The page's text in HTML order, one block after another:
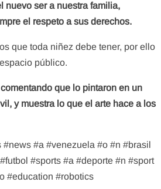
nuevo ser a nuestra familia,
el respeto a sus derechos.
que toda niñez debe tener, por ello
público.
que lo pintaron en un
y muestra lo que el arte hace a los
#a #venezuela #o #n #brasil
#sports #a #deporte #n #sport
#education #robotics